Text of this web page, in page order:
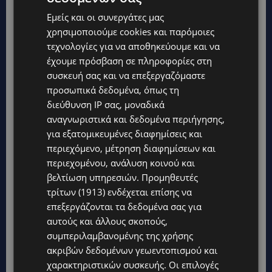
και ας μην φεύγουμε από το στόχο.
«Στηρίζω τους ανθρώπους που παίρνουν την ευθύνη
και βγαίνουν επωνύμως να καταγγείλουν κάτι άδικο
που τους βαραίνει και που έτσι ανοίγουν το δρόμο και
σ άλλους που δεν είχαν φωνή για να ακουστεί. Και
πρέπει να πάψουν να φοβούνται».
Και παρακαλώ όσους αναφέρονται ανωνύμως
σε περιστατικά που μας παρουσιάζουν όλους
λες ζούμε στο «120 μέρες στα Σόδομα» με όργια,
ναρκωτικά και παρανοϊκές συμπεριφορές να
σταματήσουν να το κάνουν. Είναι τεράστιο ψέμα
Εμείς και οι συνεργάτες μας
χρησιμοποιούμε cookies και παρόμοιες
τεχνολογίες για να αποθηκεύουμε και να
έχουμε πρόσβαση σε πληροφορίες στη
συσκευή σας και να επεξεργαζόμαστε
προσωπικά δεδομένα, όπως τη
διεύθυνση IP σας, μοναδικά
αναγνωριστικά και δεδομένα περιήγησης,
για εξατομικευμένες διαφημίσεις και
περιεχόμενο, μέτρηση διαφημίσεων και
περιεχομένου, ανάλυση κοινού και
βελτίωση υπηρεσιών. Προμηθευτές
τρίτων (1913) ενδέχεται επίσης να
επεξεργάζονται τα δεδομένα σας για
αυτούς και άλλους σκοπούς,
συμπεριλαμβανομένης της χρήσης
ακριβών δεδομένων γεωεντοπισμού και
χαρακτηριστικών συσκευής. Οι επιλογές